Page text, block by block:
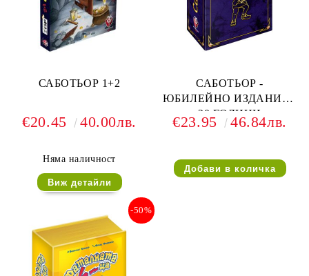
САБОТЬОР 1+2
€20.45 40.00лв.
Няма наличност
Виж детайли
САБОТЬОР -
ЮБИЛЕЙНО ИЗДАНИЕ -
20 ГОДИНИ
€23.95 46.84лв.
-50%